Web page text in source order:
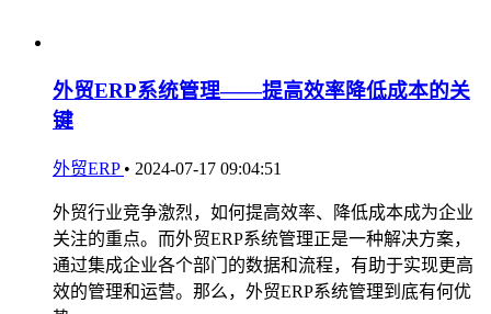
外贸ERP系统管理——提高效率降低成本的关
键
外贸ERP • 2024-07-17 09:04:51
外贸行业竞争激烈，如何提高效率、降低成本成为企业
关注的重点。而外贸ERP系统管理正是一种解决方案，
通过集成企业各个部门的数据和流程，有助于实现更高
效的管理和运营。那么，外贸ERP系统管理到底有何优